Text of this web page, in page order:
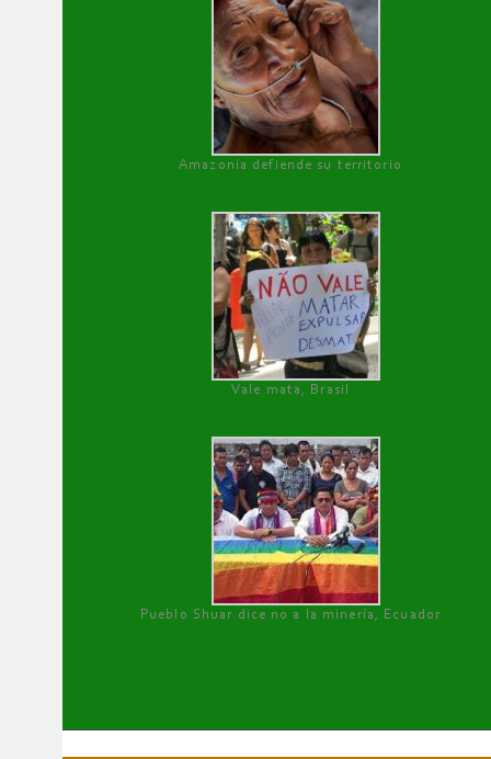
Amazonía defiende su territorio
Vale mata, Brasil
Pueblo Shuar dice no a la minería, Ecuador